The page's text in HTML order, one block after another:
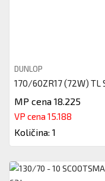
DUNLOP
MP cena 18.225
VP cena 15.188
Količina: 1